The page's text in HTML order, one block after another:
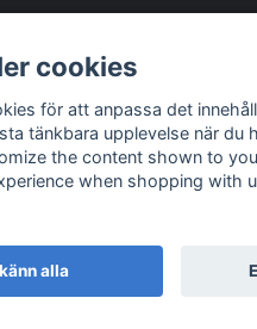
cookies
för att anpassa det
tänkbara upplevelse när du
the content shown to
when shopping with
alla